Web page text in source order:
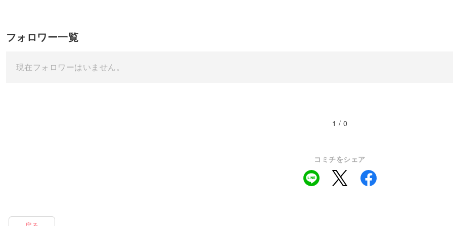
フォロワー一覧
現在フォロワーはいません。
1 / 0
コミチをシェア